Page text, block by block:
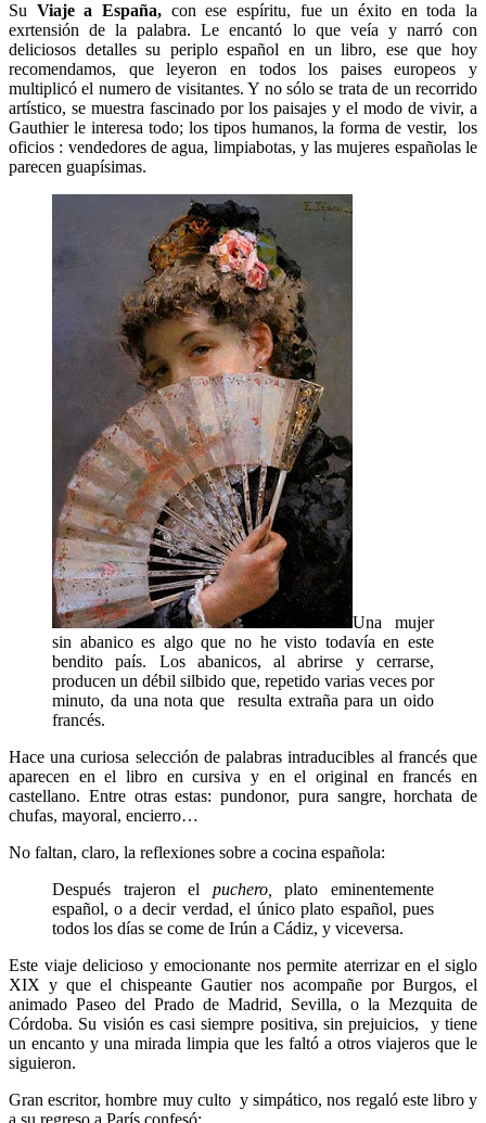
Su Viaje a España, con ese espíritu, fue un éxito en toda la
exrtensión de la palabra. Le encantó lo que veía y narró con
deliciosos detalles su periplo español en un libro, ese que hoy
recomendamos, que leyeron en todos los paises europeos y
multiplicó el numero de visitantes. Y no sólo se trata de un recorrido
artístico, se muestra fascinado por los paisajes y el modo de vivir, a
Gauthier le interesa todo; los tipos humanos, la forma de vestir, los
oficios : vendedores de agua, limpiabotas, y las mujeres españolas le
parecen guapísimas.
Una mujer
sin abanico es algo que no he visto todavía en este
bendito país. Los abanicos, al abrirse y cerrarse,
producen un débil silbido que, repetido varias veces por
minuto, da una nota que resulta extraña para un oido
francés.
Hace una curiosa selección de palabras intraducibles al francés que
aparecen en el libro en cursiva y en el original en francés en
castellano. Entre otras estas: pundonor, pura sangre, horchata de
chufas, mayoral, encierro…
No faltan, claro, la reflexiones sobre a cocina española:
Después trajeron el puchero, plato eminentemente
español, o a decir verdad, el único plato español, pues
todos los días se come de Irún a Cádiz, y viceversa.
Este viaje delicioso y emocionante nos permite aterrizar en el siglo
XIX y que el chispeante Gautier nos acompañe por Burgos, el
animado Paseo del Prado de Madrid, Sevilla, o la Mezquita de
Córdoba. Su visión es casi siempre positiva, sin prejuicios, y tiene
un encanto y una mirada limpia que les faltó a otros viajeros que le
siguieron.
Gran escritor, hombre muy culto y simpático, nos regaló este libro y